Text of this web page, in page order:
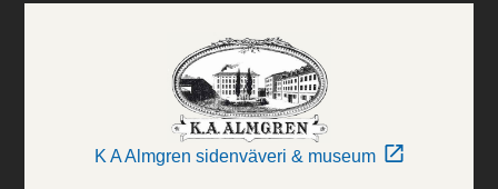
K A Almgren sidenväveri & museum